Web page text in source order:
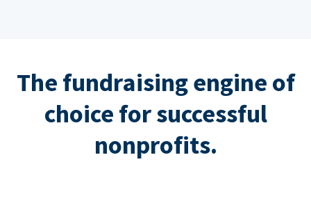
The fundraising engine of
choice for successful
nonprofits.